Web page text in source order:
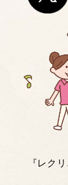
『レク